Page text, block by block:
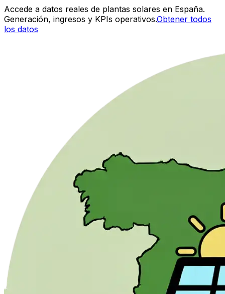
Accede a datos reales de plantas solares en España.
Generación, ingresos y KPIs operativos.Obtener todos
los datos